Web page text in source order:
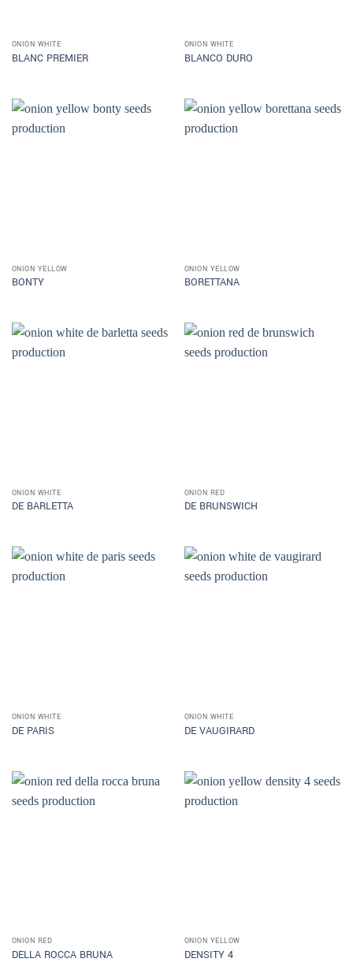
ONION WHITE
BLANC PREMIER
ONION WHITE
BLANCO DURO
ONION YELLOW
BONTY
ONION YELLOW
BORETTANA
ONION WHITE
DE BARLETTA
ONION RED
DE BRUNSWICH
ONION WHITE
DE PARIS
ONION WHITE
DE VAUGIRARD
ONION RED
DELLA ROCCA BRUNA
ONION YELLOW
DENSITY 4